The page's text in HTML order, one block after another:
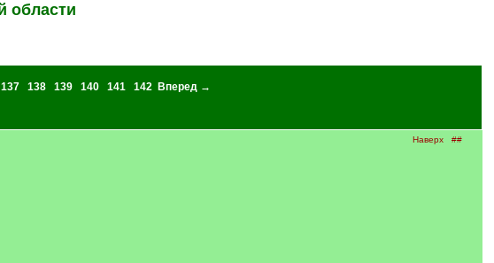
области
137 138 139 140 141 142
Вперед →
Наверх ##